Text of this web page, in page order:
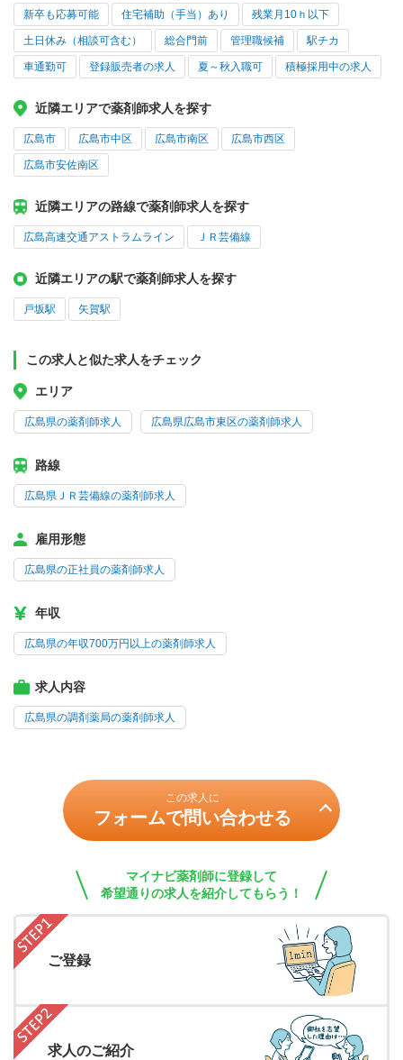
新卒も応募可能 住宅補助（手当）あり 残業月10ｈ以下
土日休み（相談可含む） 総合門前 管理職候補 駅チカ
車通勤可 登録販売者の求人 夏～秋入職可 積極採用中の求人
近隣エリアで薬剤師求人を探す
広島市 広島市中区 広島市南区 広島市西区
広島市安佐南区
近隣エリアの路線で薬剤師求人を探す
広島高速交通アストラムライン ＪＲ芸備線
近隣エリアの駅で薬剤師求人を探す
戸坂駅 矢賀駅
この求人と似た求人をチェック
エリア
広島県の薬剤師求人 広島県広島市東区の薬剤師求人
路線
広島県ＪＲ芸備線の薬剤師求人
雇用形態
広島県の正社員の薬剤師求人
年収
広島県の年収700万円以上の薬剤師求人
求人内容
広島県の調剤薬局の薬剤師求人
この求人に
フォームで問い合わせる
マイナビ薬剤師に登録して
希望通りの求人を紹介してもらう！
ご登録
求人のご紹介